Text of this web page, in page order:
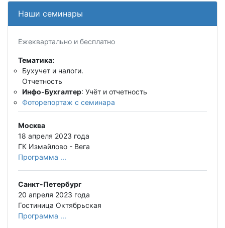
Наши семинары
Ежеквартально и бесплатно
Тематика:
Бухучет и налоги.
Отчетность
Инфо-Бухгалтер: Учёт и отчетность
Фоторепортаж с семинара
Москва
18 апреля 2023 года
ГК Измайлово - Вега
Программа ...
Санкт-Петербург
20 апреля 2023 года
Гостиница Октябрьская
Программа ...